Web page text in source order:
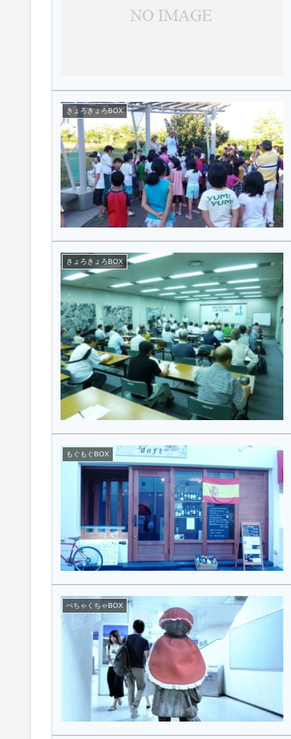
きょろきょろBOX
きょろきょろBOX
もぐもぐBOX
ぺちゃくちゃBOX